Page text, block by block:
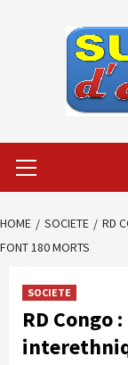
Menu
HOME SOCIETE
RD
FONT 180 MORTS
SOCIETE
RD Congo